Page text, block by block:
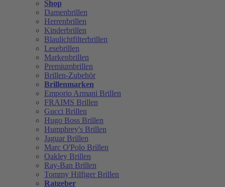
Shop
Damenbrillen
Herrenbrillen
Kinderbrillen
Blaulichtfilterbrillen
Lesebrillen
Markenbrillen
Premiumbrillen
Brillen-Zubehör
Brillenmarken
Emporio Armani Brillen
FRAIMS Brillen
Gucci Brillen
Hugo Boss Brillen
Humphrey's Brillen
Jaguar Brillen
Marc O'Polo Brillen
Oakley Brillen
Ray-Ban Brillen
Tommy Hilfiger Brillen
Ratgeber